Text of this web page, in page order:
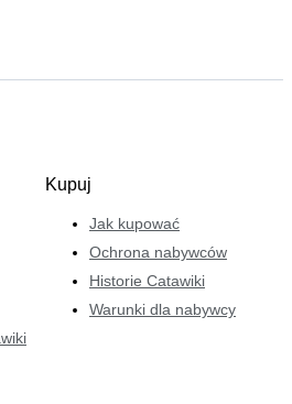
Kupuj
Jak kupować
Ochrona nabywców
Historie Catawiki
Warunki dla nabywcy